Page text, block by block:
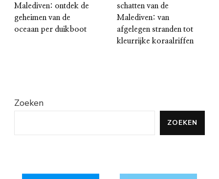
Malediven: ontdek de
geheimen van de
oceaan per duikboot
schatten van de
Malediven: van
afgelegen stranden tot
kleurrijke koraalriffen
Zoeken
ZOEKEN